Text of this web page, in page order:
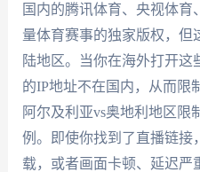
国内的腾讯体育、央视体
量体育赛事的独家版权，但
陆地区。当你在海外打开这
的IP地址不在国内，从而限
阿尔及利亚vs奥地利地区限
例。即使你找到了直播链接
载，或者画面卡顿、延迟严